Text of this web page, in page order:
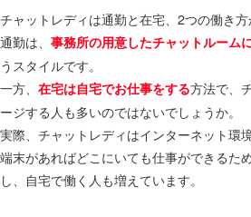
チャットレディは通勤と在宅、2つの働き方
通勤は、 事務所の用意したチャットルーム
うスタイルです。
一方、 在宅は自宅でお仕事をする方法で、
ージする人も多いのではないでしょうか。
実際、チャットレディはインターネット環
端末があればどこにいても仕事ができるた
し、自宅で働く人も増えています。